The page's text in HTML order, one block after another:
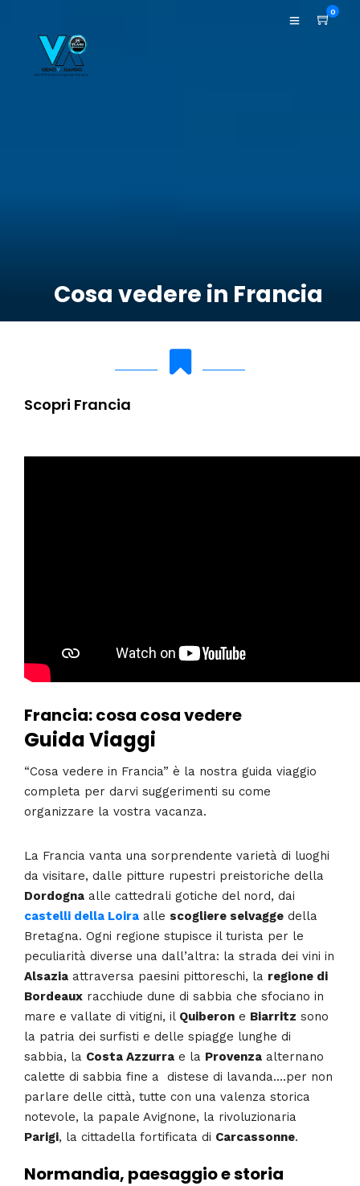
0
Cosa vedere in Francia
Scopri Francia
Francia: cosa cosa vedere
Guida Viaggi
“Cosa vedere in Francia” è la nostra guida viaggio
completa per darvi suggerimenti su come
organizzare la vostra vacanza.
La Francia vanta una sorprendente varietà di luoghi
da visitare, dalle pitture rupestri preistoriche della
Dordogna alle cattedrali gotiche del nord, dai
castelli della Loira alle scogliere selvagge della
Bretagna. Ogni regione stupisce il turista per le
peculiarità diverse una dall’altra: la strada dei vini in
Alsazia attraversa paesini pittoreschi, la regione di
Bordeaux racchiude dune di sabbia che sfociano in
mare e vallate di vitigni, il Quiberon e Biarritz sono
la patria dei surfisti e delle spiagge lunghe di
sabbia, la Costa Azzurra e la Provenza alternano
calette di sabbia fine a distese di lavanda….per non
parlare delle città, tutte con una valenza storica
notevole, la papale Avignone, la rivoluzionaria
Parigi, la cittadella fortificata di Carcassonne.
Normandia, paesaggio e storia